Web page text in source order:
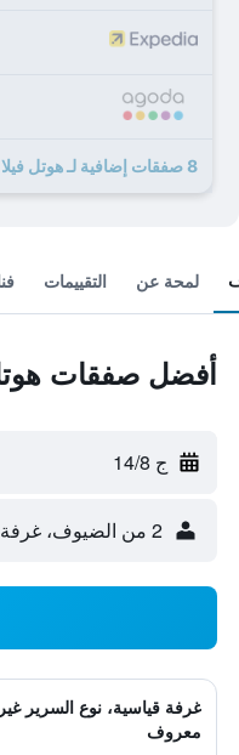
8 صفقات إضافية لـ هوتل فيلا مايور
لمحة عن التقييمات
أفضل صفقات هوتل
ج 14/8
2 من الضيوف، غرفة واحدة
غرفة قياسية، نوع السرير غير
معروف